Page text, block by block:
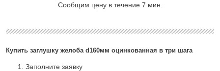
Купить заглушку желоба d160мм оцинкованная в три шага
Заполните заявку
Сообщим цену в течение 7 мин.